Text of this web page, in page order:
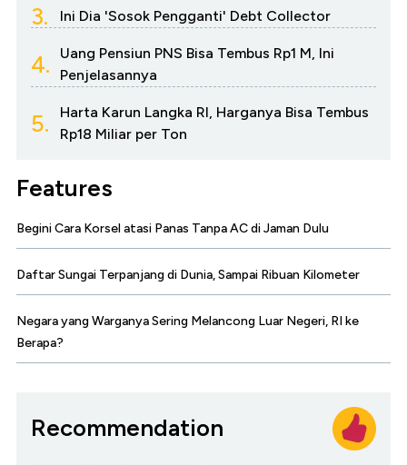
3. Ini Dia 'Sosok Pengganti' Debt Collector
4.
Uang Pensiun PNS Bisa Tembus Rp1 M, Ini
Penjelasannya
5.
Harta Karun Langka RI, Harganya Bisa Tembus
Rp18 Miliar per Ton
Features
Begini Cara Korsel atasi Panas Tanpa AC di Jaman Dulu
Daftar Sungai Terpanjang di Dunia, Sampai Ribuan Kilometer
Negara yang Warganya Sering Melancong Luar Negeri, RI ke
Berapa?
Recommendation